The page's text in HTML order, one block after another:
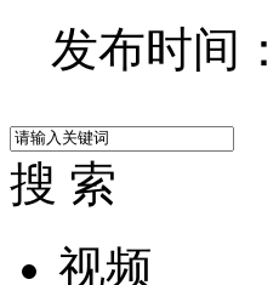
发布时间
搜 索
视频